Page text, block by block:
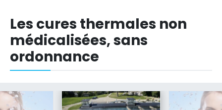
Les cures thermales non
médicalisées, sans
ordonnance